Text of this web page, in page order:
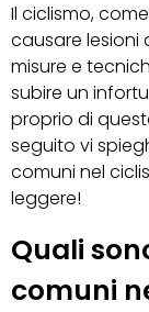
Il ciclismo,
causare lesioni
misure e
subire un
proprio di
seguito vi
comuni nel
leggere!
Quali
comuni